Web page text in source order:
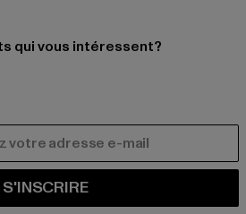
qui vous intéressent?
S'INSCRIRE